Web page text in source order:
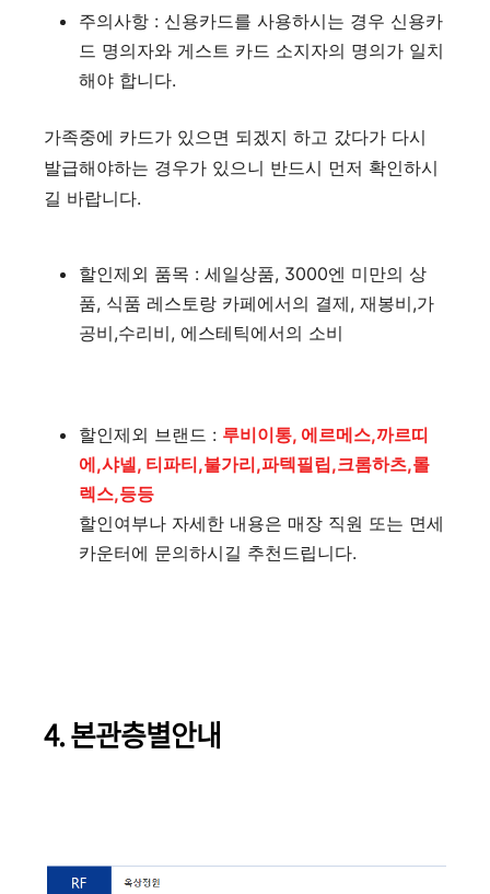
주의사항 : 신용카드를 사용하시는 경우 신용카
드 명의자와 게스트 카드 소지자의 명의가 일치
해야 합니다.
가족중에 카드가 있으면 되겠지 하고 갔다가 다시
발급해야하는 경우가 있으니 반드시 먼저 확인하시
길 바랍니다.
할인제외 품목 : 세일상품, 3000엔 미만의 상
품, 식품 레스토랑 카페에서의 결제, 재봉비,가
공비,수리비, 에스테틱에서의 소비
할인제외 브랜드 : 루비이통, 에르메스,까르띠
에,샤넬, 티파티,불가리,파텍필립,크롬하츠,롤
렉스,등등
할인여부나 자세한 내용은 매장 직원 또는 면세
카운터에 문의하시길 추천드립니다.
4. 본관층별안내